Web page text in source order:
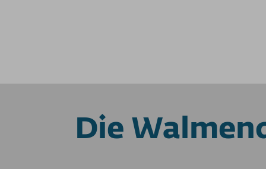
Die